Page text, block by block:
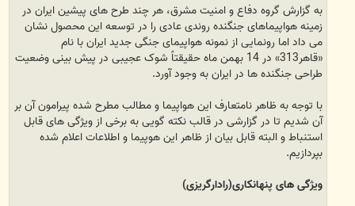
به گزارش گروه دفاع و امنیت مشرق، هر چند طرح های پیشین ایران در
زمینه هواپیماهای جنگنده روندی عادی را در توسعه این محصول نشان
می داد اما رونمایی از نمونه هواپیمای جنگی جدید ایران با نام
«قاهر313» در 14 بهمن ماه حقیقتاً شوک عجیبی در پیش بینی وضعیت
طراحی جنگنده ها در ایران به وجود آورد.
با توجه به ظاهر نامتعارف این هواپیما و مطالب مطرح شده پیرامون آن بر
آن شدیم تا در گزارشی در قالب نکته گویی به برخی از ویژگی های قابل
استنباط و البته قابل بیان از ظاهر این هوپیما و اطلاعات اعلام شده
بپردازیم.
ویژگی های پنهانکاری(رادارگریزی)